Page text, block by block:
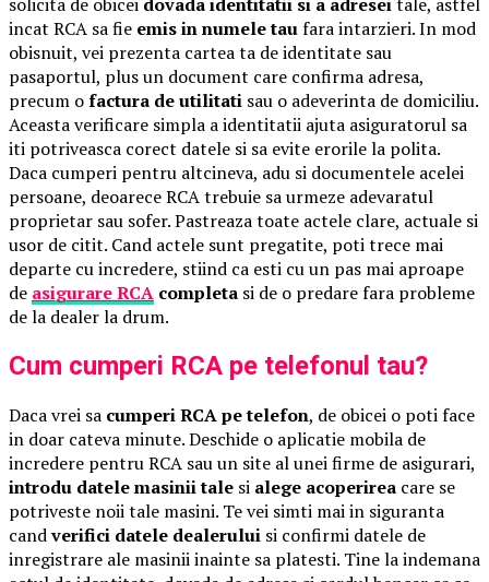
incat RCA sa fie emis in numele taufara intarzieri. In mod
obisnuit, vei prezenta cartea ta de identitate sau
pasaportul, plus un document care confirma adresa,
precum ofactura de utilitati sau o adeverinta de domiciliu.
Aceasta verificare simpla a identitatii ajuta asiguratorul sa
iti potriveasca corect datele si sa evite erorile la polita.
Daca cumperi pentru altcineva, adu si documentele acelei
persoane, deoarece RCA trebuie sa urmeze adevaratul
proprietar sau sofer. Pastreaza toate actele clare, actuale si
usor de citit. Cand actele sunt pregatite, poti trece mai
departe cu incredere, stiind ca esti cu un pas mai aproape
de asigurare RCA completa si de o predare fara probleme
de la dealer la drum.
Cum cumperi RCA pe telefonul tau?
Daca vrei sa cumperi RCA pe telefon, de obicei o poti face
in doar cateva minute. Deschide o aplicatie mobila de
incredere pentru RCA sau un site al unei firme de asigurari,
introdu datele masinii tale si alege acoperirea care se
potriveste noii tale masini. Te vei simti mai in siguranta
candverifici datele dealerului si confirmi datele de
inregistrare ale masinii inainte sa platesti. Tine la indemana